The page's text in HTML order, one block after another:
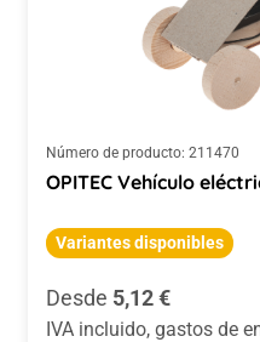
Número de producto: 211470
OPITEC Vehículo
Variantes disponibles
Precio normal:
Desde 5,12 €
IVA incluido, gastos de